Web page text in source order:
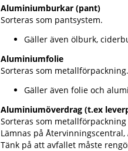
Aluminiumburkar (pant)
Sorteras som pantsystem.
Gäller även ölburk,
Aluminiumfolie
Sorteras som
Gäller även folie och
Aluminiumöverdrag (t.ex
Sorteras som metallförpackning
Lämnas på
Tänk på att avfallet måste